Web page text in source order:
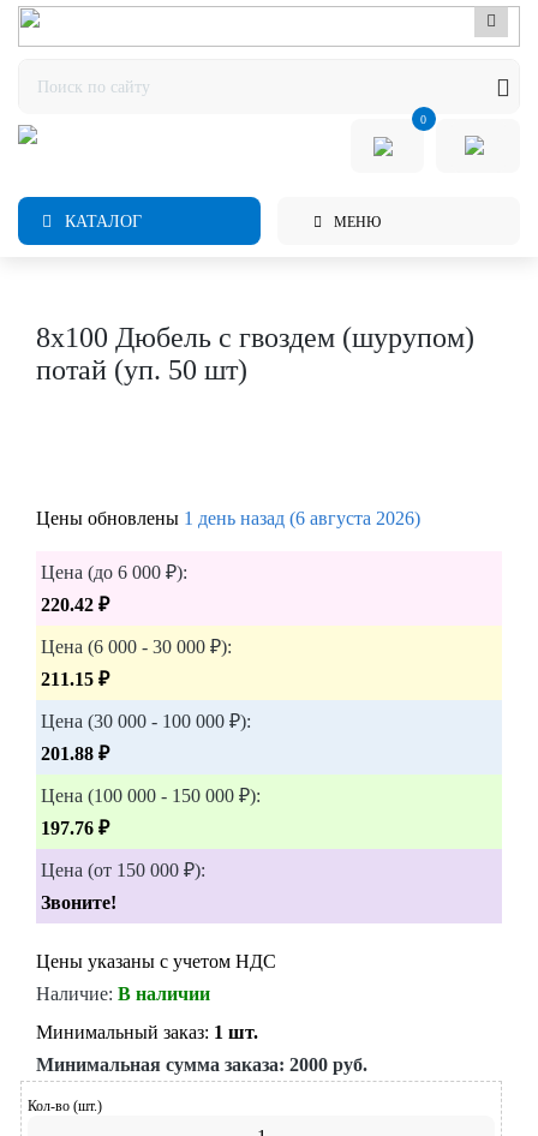
0
КАТАЛОГ МЕНЮ
8х100 Дюбель с гвоздем (шурупом)
потай (уп. 50 шт)
Цены обновлены 1 день назад (6 августа 2026)
Цена (до 6 000 ₽):
220.42 ₽
Цена (6 000 - 30 000 ₽):
211.15 ₽
Цена (30 000 - 100 000 ₽):
201.88 ₽
Цена (100 000 - 150 000 ₽):
197.76 ₽
Цена (от 150 000 ₽):
Звоните!
Цены указаны с учетом НДС
Наличие: В наличии
Минимальный заказ: 1 шт.
Минимальная сумма заказа: 2000 руб.
Кол-во (шт.)